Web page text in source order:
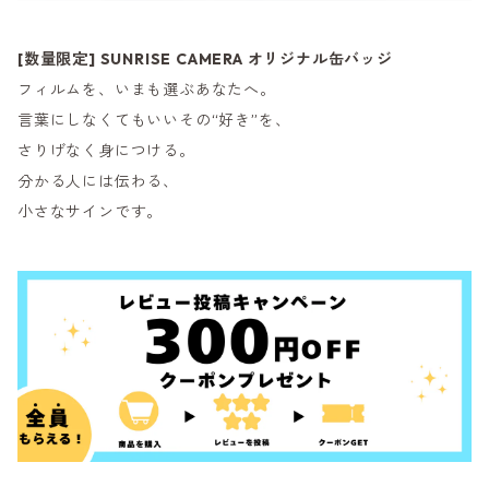
[数量限定] SUNRISE CAMERA オリジナル缶バッジ
フィルムを、いまも選ぶあなたへ。
言葉にしなくてもいいその“好き”を、
さりげなく身につける。
分かる人には伝わる、
小さなサインです。